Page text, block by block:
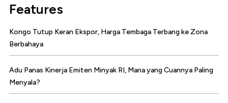
Features
Kongo Tutup Keran Ekspor, Harga Tembaga Terbang ke Zona
Berbahaya
Adu Panas Kinerja Emiten Minyak RI, Mana yang Cuannya Paling
Menyala?